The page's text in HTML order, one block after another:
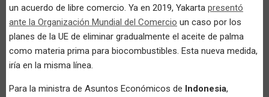
un acuerdo de libre comercio. Ya en 2019, Yakarta presentó
ante la Organización Mundial del Comercio un caso por los
planes de la UE de eliminar gradualmente el aceite de palma
como materia prima para biocombustibles. Esta nueva medida,
iría en la misma línea.
Para la ministra de Asuntos Económicos de Indonesia,